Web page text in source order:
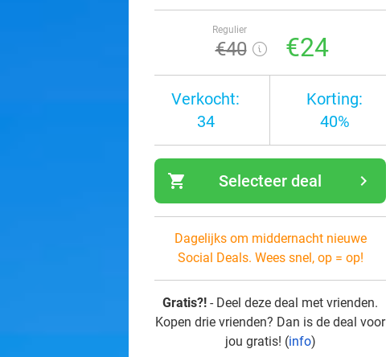
Regulier
€40 €24
Verkocht:
34
Korting:
40%
shopping_cart navigate_next
Selecteer deal
Dagelijks om middernacht nieuwe
Social Deals. Wees snel, op = op!
Gratis?! - Deel deze deal met vrienden.
Kopen drie vrienden? Dan is de deal voor
jou gratis! (info)